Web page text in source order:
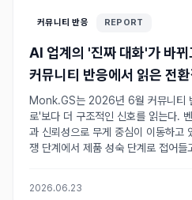
커뮤니티 반응 REPORT
AI 업계의 '진짜 대화'가 바
커뮤니티 반응에서 읽은 전환
Monk.GS는 2026년 6월 커뮤니티
로'보다 더 구조적인 신호를 읽는다.
과 신뢰성으로 무게 중심이 이동하고
쟁 단계에서 제품 성숙 단계로 접어들
2026.06.23